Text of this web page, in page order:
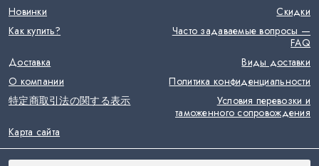
Новинки
Скидки
Как купить?
Часто задаваемые вопросы —
FAQ
Доставка
Виды доставки
О компании
Политика конфиденциальности
特定商取引法の関する表示
Условия перевозки и
таможенного сопровождения
Карта сайта